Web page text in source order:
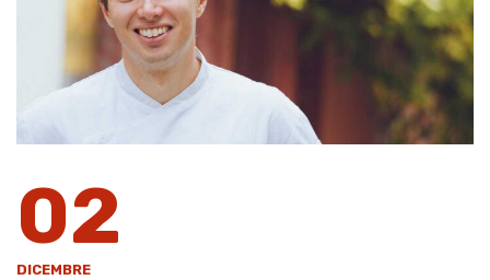
02
DICEMBRE